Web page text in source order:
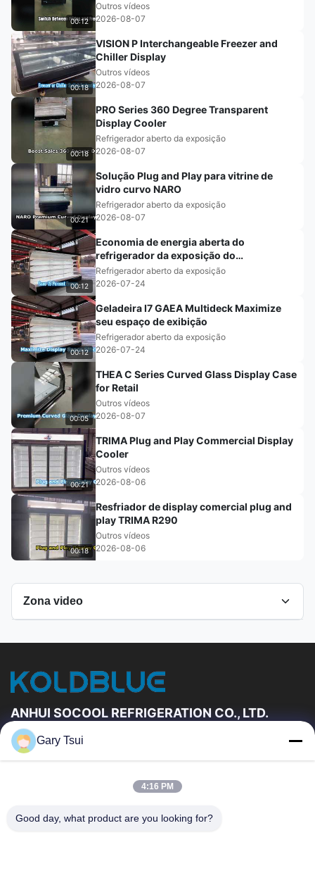
00:12
Outros vídeos
2026-08-07
00:18
VISION P Interchangeable Freezer and
Chiller Display
Outros vídeos
2026-08-07
00:18
PRO Series 360 Degree Transparent
Display Cooler
Refrigerador aberto da exposição
2026-08-07
00:21
Solução Plug and Play para vitrine de
vidro curvo NARO
Refrigerador aberto da exposição
2026-08-07
00:12
Economia de energia aberta do
refrigerador da exposição do
supermercado de I7 GAEA
Refrigerador aberto da exposição
2026-07-24
00:12
Geladeira I7 GAEA Multideck Maximize
seu espaço de exibição
Refrigerador aberto da exposição
2026-07-24
00:05
THEA C Series Curved Glass Display Case
for Retail
Outros vídeos
2026-08-07
00:21
TRIMA Plug and Play Commercial Display
Cooler
Outros vídeos
2026-08-06
00:18
Resfriador de display comercial plug and
play TRIMA R290
Outros vídeos
2026-08-06
Zona video
ANHUI SOCOOL REFRIGERATION CO., LTD.
Relações Rápidas
Sobre Nós
Excursão Da Fábrica
Controle Da Qualidade
Gary Tsui
4:16 PM
Good day, what product are you looking for?